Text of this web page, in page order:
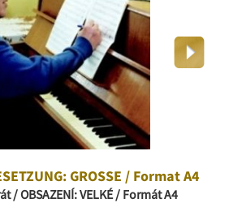
GROSSE / Format A4
/ OBSAZENÍ: VELKÉ / Formát A4